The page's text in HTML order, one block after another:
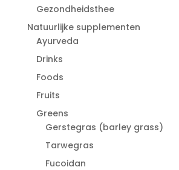
Gezondheidsthee
Natuurlijke supplementen
Ayurveda
Drinks
Foods
Fruits
Greens
Gerstegras (barley grass)
Tarwegras
Fucoidan